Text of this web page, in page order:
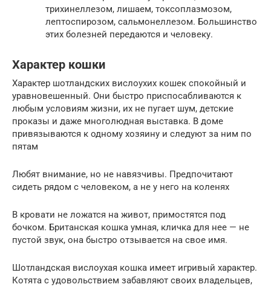
трихинеллезом, лишаем, токсоплазмозом,
лептоспирозом, сальмонеллезом. Большинство
этих болезней передаются и человеку.
Характер кошки
Характер шотландских вислоухих кошек спокойный и
уравновешенный. Они быстро приспосабливаются к
любым условиям жизни, их не пугает шум, детские
проказы и даже многолюдная выставка. В доме
привязываются к одному хозяину и следуют за ним по
пятам
Любят внимание, но не навязчивы. Предпочитают
сидеть рядом с человеком, а не у него на коленях
В кровати не ложатся на живот, примостятся под
бочком. Британская кошка умная, кличка для нее — не
пустой звук, она быстро отзывается на свое имя.
Шотландская вислоухая кошка имеет игривый характер.
Котята с удовольствием забавляют своих владельцев,